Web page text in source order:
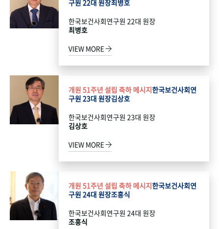
구원 22대 원장최병호
한국보건사회연구원 22대 원장
최병호
VIEW MORE
개원 51주년 설립 축하 메시지한국보건사회연
구원 23대 원장김상호
한국보건사회연구원 23대 원장
김상호
VIEW MORE
개원 51주년 설립 축하 메시지한국보건사회연
구원 24대 원장조흥식
한국보건사회연구원 24대 원장
조흥식